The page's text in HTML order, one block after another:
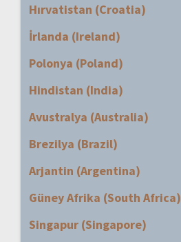
Hırvatistan (Croatia)
İrlanda (Ireland)
Polonya (Poland)
Hindistan (India)
Avustralya (Australia)
Brezilya (Brazil)
Arjantin (Argentina)
Güney Afrika (South Africa)
Singapur (Singapore)